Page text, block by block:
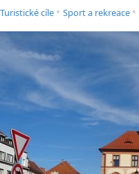
Turistické cíle • Sport a rekreace •